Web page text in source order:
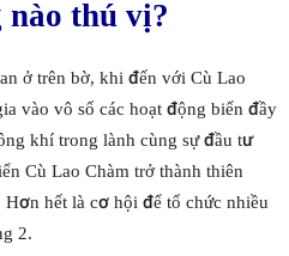
nào thú vị?
ở trên bờ, khi đến với Cù Lao
vào vô số các hoạt động biển đầy
khí trong lành cùng sự đầu tư
Cù Lao Chàm trở thành thiên
hết là cơ hội để tổ chức nhiều
2.